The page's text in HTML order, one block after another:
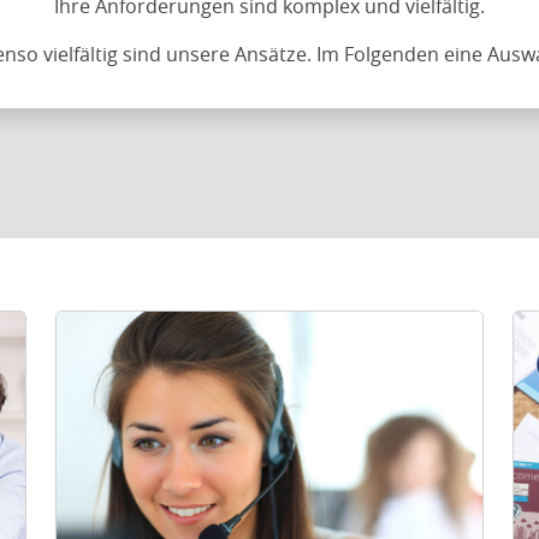
Ihre Anforderungen sind komplex und vielfältig.
vielfältig sind unsere Ansätze. Im Folgenden eine